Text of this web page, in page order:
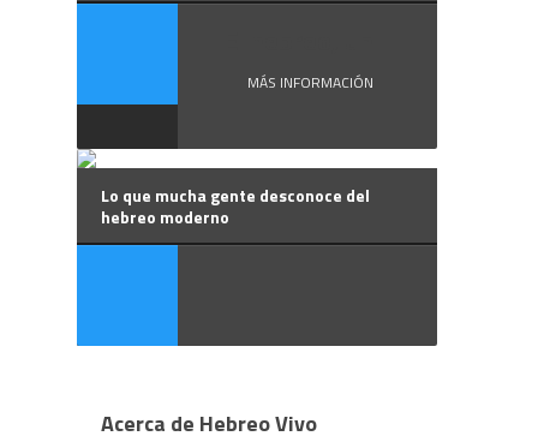
MÁS INFORMACIÓN
Lo que mucha gente desconoce del
hebreo moderno
Acerca de Hebreo Vivo